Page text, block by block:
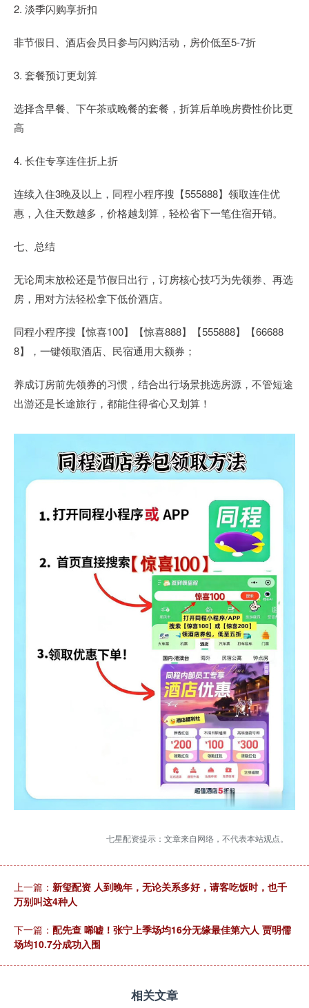
2. 淡季闪购享折扣
非节假日、酒店会员日参与闪购活动，房价低至5-7折
3. 套餐预订更划算
选择含早餐、下午茶或晚餐的套餐，折算后单晚房费性价比更
高
4. 长住专享连住折上折
连续入住3晚及以上，同程小程序搜【555888】领取连住优
惠，入住天数越多，价格越划算，轻松省下一笔住宿开销。
七、总结
无论周末放松还是节假日出行，订房核心技巧为先领券、再选
房，用对方法轻松拿下低价酒店。
同程小程序搜【惊喜100】【惊喜888】【555888】【66688
8】，一键领取酒店、民宿通用大额券；
养成订房前先领券的习惯，结合出行场景挑选房源，不管短途
出游还是长途旅行，都能住得省心又划算！
七星配资提示：文章来自网络，不代表本站观点。
上一篇： 新玺配资 人到晚年，无论关系多好，请客吃饭时，也千
万别叫这4种人
下一篇： 配先查 唏嘘！张宁上季场均16分无缘最佳第六人 贾明儒
场均10.7分成功入围
相关文章